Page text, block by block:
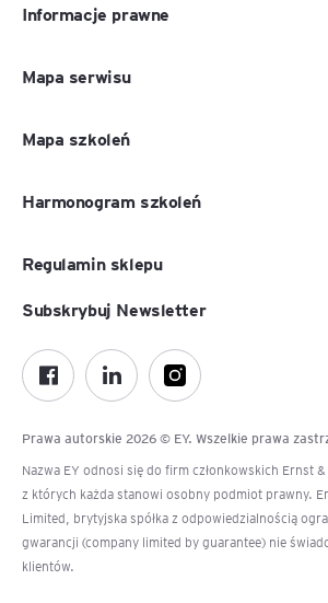
Informacje prawne
Mapa serwisu
Mapa szkoleń
Harmonogram szkoleń
Regulamin sklepu
Prawa autorskie 2026 © EY. Wszelkie prawa
Nazwa EY odnosi się do firm członkowskich Ernst
z których każda stanowi osobny podmiot prawny.
Limited, brytyjska spółka z odpowiedzialnością
gwarancji (company limited by guarantee) nie
klientów.
Subskrybuj Newsletter